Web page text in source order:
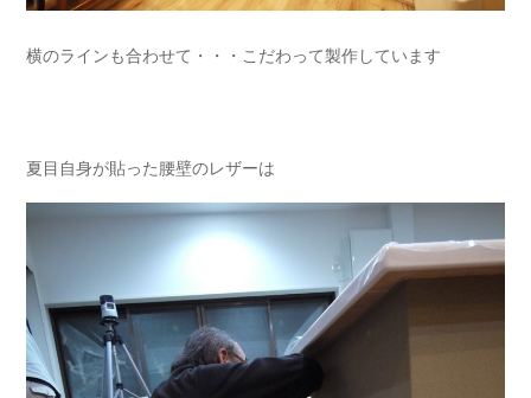
横のラインも合わせて・・・こだわって製作しています
夏目自身が貼った腰壁のレザーは